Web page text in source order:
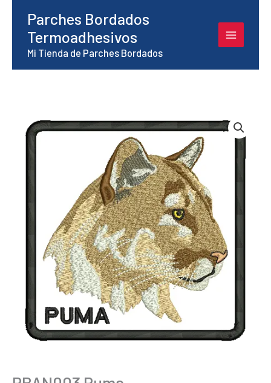
contenido
Parches Bordados
Termoadhesivos
Mi Tienda de Parches Bordados